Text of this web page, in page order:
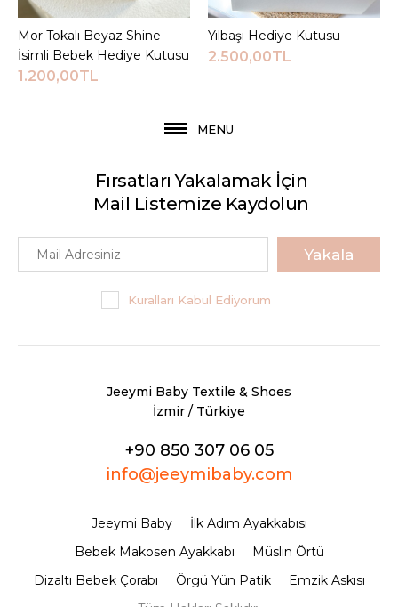
Sepete Ekle
Mor Tokalı Beyaz Shine
İsimli Bebek Hediye Kutusu
1.200,00TL
Sepete Ekle
Yılbaşı Hediye Kutusu
2.500,00TL
MENU
Fırsatları Yakalamak İçin
Mail Listemize Kaydolun
Yakala
Kuralları Kabul Ediyorum
Jeeymi Baby Textile & Shoes
İzmir / Türkiye
+90 850 307 06 05
info@jeeymibaby.com
Jeeymi Baby
İlk Adım Ayakkabısı
Bebek Makosen Ayakkabı
Müslin Örtü
Dizaltı Bebek Çorabı
Örgü Yün Patik
Emzik Askısı